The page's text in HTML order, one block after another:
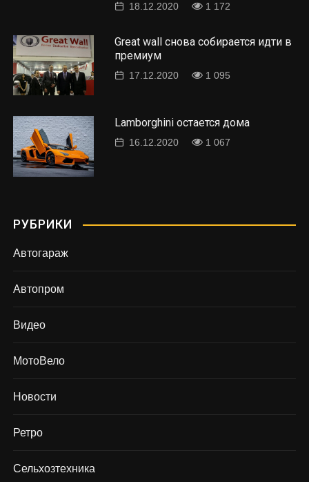
18.12.2020 1 172
Great wall снова собирается идти в
премиум
17.12.2020 1 095
Lamborghini остается дома
16.12.2020 1 067
РУБРИКИ
Автогараж
Автопром
Видео
МотоВело
Новости
Ретро
Сельхозтехника